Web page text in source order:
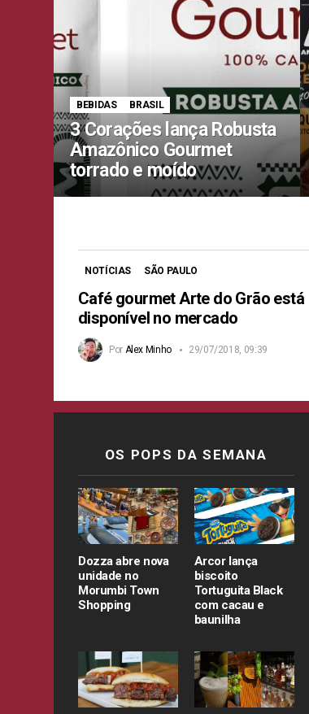
BEBIDAS BRASIL
3 Corações lança Robusta
Amazônico Gourmet
torrado e moído
NOTÍCIAS SÃO PAULO
Café gourmet Arte do Grão está
disponível no mercado
Por Alex Minho 29/07/2018, 09:39
OS POPS DA SEMANA
Dozza abre nova
unidade no
Morumbi Town
Shopping
Arcor lança
biscoito
Tortuguita Black
com cacau e
baunilha